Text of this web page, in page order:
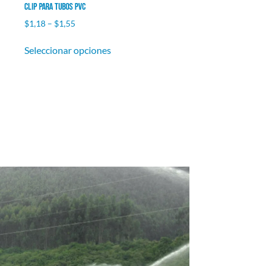
Clip para tubos PVC
$1,18 – $1,55
Seleccionar opciones